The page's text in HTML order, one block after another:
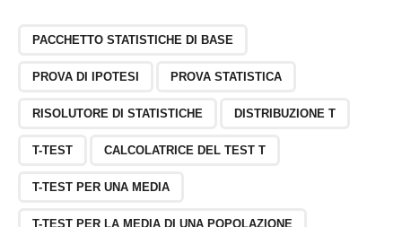
PACCHETTO STATISTICHE DI BASE
PROVA DI IPOTESI PROVA STATISTICA
RISOLUTORE DI STATISTICHE DISTRIBUZIONE T
T-TEST CALCOLATRICE DEL TEST T
T-TEST PER UNA MEDIA
T-TEST PER LA MEDIA DI UNA POPOLAZIONE